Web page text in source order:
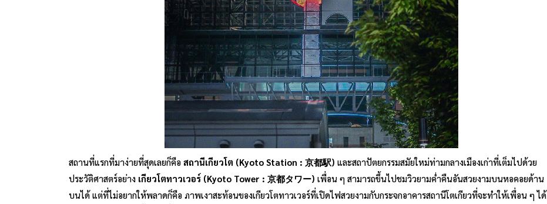
สถานที่แรกที่มาง่ายที่สุดเลยก็คือ สถานีเกียวโต (Kyoto Station : 京都駅) และสถาปัตยกรรมสมัยใหม่ท่ามกลางเมืองเก่าที่เต็มไปด้วย
ประวัติศาสตร์อย่าง เกียวโตทาวเวอร์ (Kyoto Tower : 京都タワー) เพื่อน ๆ สามารถขึ้นไปชมวิวยามค่ำคืนอันสวยงามบนหอคอยด้าน
บนได้ แต่ที่ไม่อยากให้พลาดก็คือ ภาพเงาสะท้อนของเกียวโตทาวเวอร์ที่เปิดไฟสวยงามกับกระจกอาคารสถานีโตเกียวที่จะทำให้เพื่อน ๆ ได้